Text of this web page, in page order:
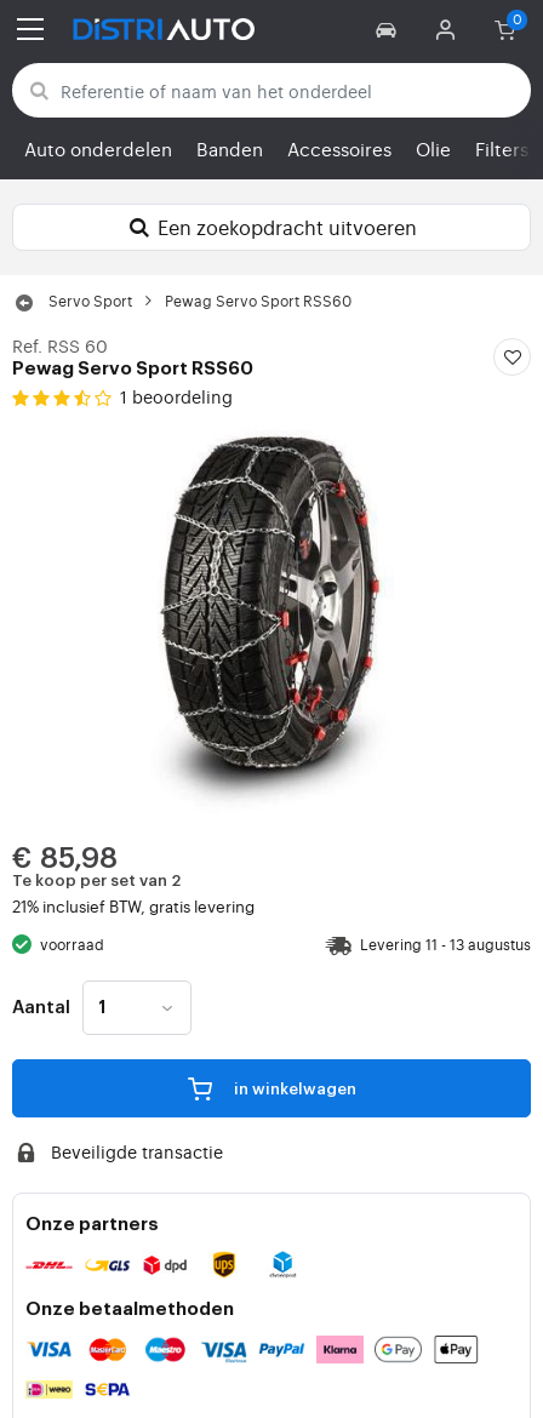
Terug naar categorieën
Auto onderdelen Banden Accessoires Olie Filters
Een zoekopdracht uitvoeren
Servo Sport Pewag Servo Sport RSS60
Ref. RSS 60
Pewag Servo Sport RSS60
1 beoordeling
€ 85,98
Te koop per set van 2
21% inclusief BTW, gratis levering
voorraad Levering 11 - 13 augustus
Aantal
in winkelwagen
Beveiligde transactie
Onze partners
Onze betaalmethoden